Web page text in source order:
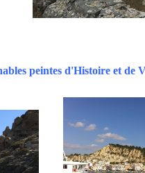
peintes d'Histoire et de